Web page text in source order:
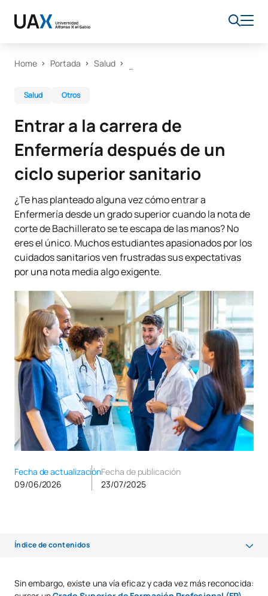
Home Portada Salud
Salud Otros
Entrar a la carrera de
Enfermería después de un
ciclo superior sanitario
¿Te has planteado alguna vez cómo entrar a
Enfermería desde un grado superior cuando la nota de
corte de Bachillerato se te escapa de las manos? No
eres el único. Muchos estudiantes apasionados por los
cuidados sanitarios ven frustradas sus expectativas
por una nota media algo exigente.
Fecha de actualización
09/06/2026
Fecha de publicación
23/07/2025
Índice de contenidos
Sin embargo, existe una vía eficaz y cada vez más reconocida: